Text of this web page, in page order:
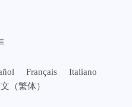
Français
Italiano
（繁体）